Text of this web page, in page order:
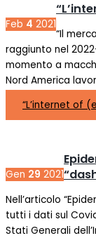
Feb 4 2021
“Il
raggiunto nel
momento a
Nord America
“L’internet of
Gen 29 2021
Nell’articolo
tutti i dati sul
Stati Generali